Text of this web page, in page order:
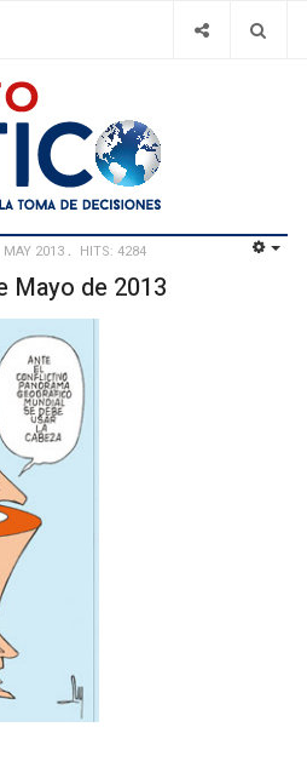
MAY 2013 HITS: 4284
Mayo de 2013